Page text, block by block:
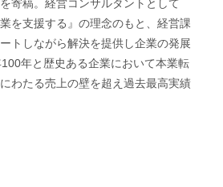
寄稿。経営コンサルタントとして
を支援する』の理念のもと、経営課
トしながら解決を提供し企業の発展
年と歴史ある企業において本業転
わたる売上の壁を超え過去最高実績